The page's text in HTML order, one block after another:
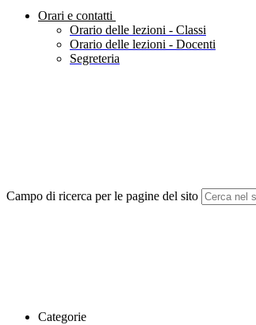
Orari e contatti
Orario delle lezioni - Classi
Orario delle lezioni - Docenti
Segreteria
Campo di ricerca per le pagine del sito
Categorie